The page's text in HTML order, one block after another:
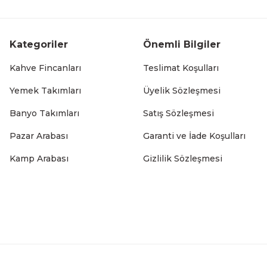
464,99 TL
461,24 TL
Kategoriler
Kahve Fincanları
Yemek Takımları
Banyo Takımları
Pazar Arabası
Kamp Arabası
Önemli Bilgiler
Teslimat Koşulları
Üyelik Sözleşmesi
Satış Sözleşmesi
Garanti ve İade Koşulları
Gizlilik Sözleşmesi